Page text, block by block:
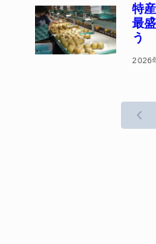
特
最
う
2026